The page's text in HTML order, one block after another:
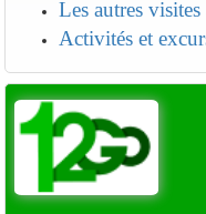
Les autres
Activités et